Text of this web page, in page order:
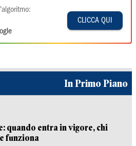
CLICCA QUI
In Primo Piano
quando entra in vigore, chi
funziona